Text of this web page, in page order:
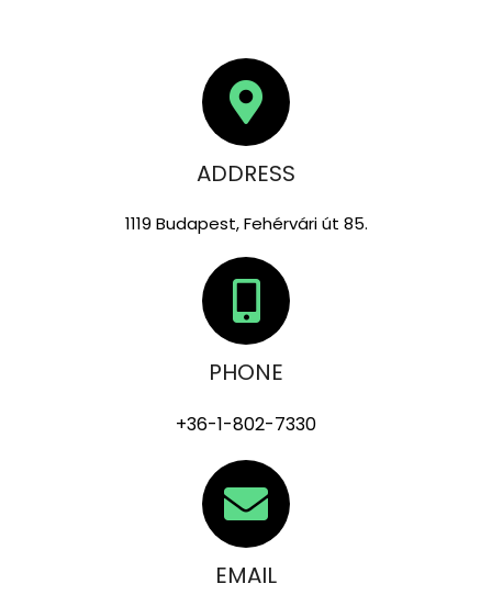
ADDRESS
1119 Budapest, Fehérvári út 85.
PHONE
+36-1-802-7330
EMAIL